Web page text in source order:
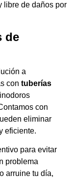
libre de daños por
de
a
con tuberías
con
eliminar
eficiente.
para evitar
problema
arruine tu día,